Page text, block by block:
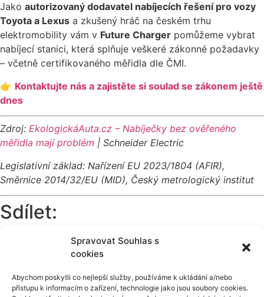
Spravovat Souhlas s
cookies
Abychom poskytli co nejlepší služby, používáme k ukládání a/nebo
přístupu k informacím o zařízení, technologie jako jsou soubory cookies.
Jako autorizovaný dodavatel nabíjecích řešení pro vozy
Toyota a Lexus a zkušený hráč na českém trhu
elektromobility vám v Future Charger pomůžeme vybrat
nabíjecí stanici, která splňuje veškeré zákonné požadavky
– včetně certifikovaného měřidla dle ČMI.
👉 Kontaktujte nás a zajistěte si soulad se zákonem ještě
dnes
Zdroj: EkologickáAuta.cz – Nabíječky bez ověřeného
měřidla mají problém | Schneider Electric
Legislativní základ: Nařízení EU 2023/1804 (AFIR),
Směrnice 2014/32/EU (MID), Český metrologický institut
Sdílet:
Pinterest